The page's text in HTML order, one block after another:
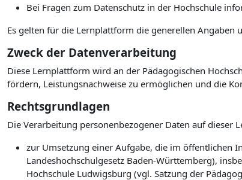
Bei Fragen zum Datenschutz in der Hochschule
Es gelten für die Lernplattform die generellen Angaben
Zweck der Datenverarbeitung
Diese Lernplattform wird an der Pädagogischen
fördern, Leistungsnachweise zu ermöglichen und die
Rechtsgrundlagen
Die Verarbeitung personenbezogener Daten auf
zur Umsetzung einer Aufgabe, die im öffentlichen
Landeshochschulgesetz Baden-Württemberg),
Hochschule Ludwigsburg (vgl. Satzung der